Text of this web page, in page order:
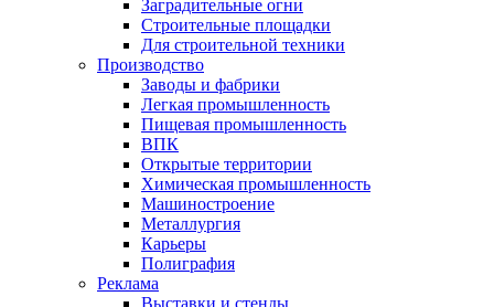
Заградительные огни
Строительные площадки
Для строительной техники
Производство
Заводы и фабрики
Легкая промышленность
Пищевая промышленность
ВПК
Открытые территории
Химическая промышленность
Машиностроение
Металлургия
Карьеры
Полиграфия
Реклама
Выставки и стенды